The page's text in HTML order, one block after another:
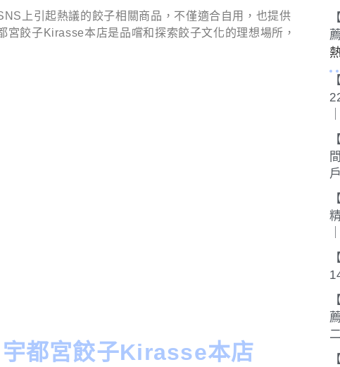
上引起熱議的餃子相關商品，不僅適合自用，也提供
餃子Kirasse本店是品嚐和探索餃子文化的理想場所，
宇都宮餃子Kirasse本店